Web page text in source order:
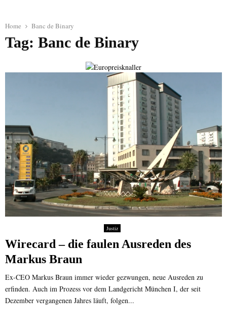
Home Banc de Binary
Tag: Banc de Binary
Justiz
Wirecard – die faulen Ausreden des
Markus Braun
Ex-CEO Markus Braun immer wieder gezwungen, neue Ausreden zu
erfinden. Auch im Prozess vor dem Landgericht München I, der seit
Dezember vergangenen Jahres läuft, folgen...